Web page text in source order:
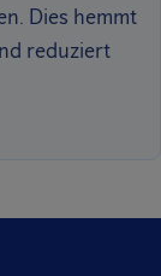
Dies hemmt
reduziert